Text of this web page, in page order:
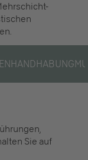
HANDHABUNG
Sie auf